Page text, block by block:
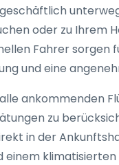
oder zu Ihrem
Fahrer sorgen
und eine
ankommenden
zu
in der
einem klimatisierten